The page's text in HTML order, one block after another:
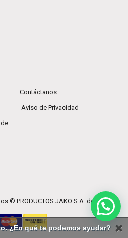
Contáctanos
Aviso de Privacidad
© PRODUCTOS JAKO S.A. de C.V.
¿En qué te podemos ayudar?